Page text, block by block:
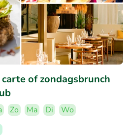
of zondagsbrunch
Zo Ma Di
Wo